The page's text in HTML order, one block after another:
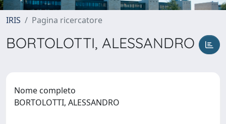
IRIS Pagina ricercatore
BORTOLOTTI, ALESSANDRO
Nome completo
BORTOLOTTI, ALESSANDRO